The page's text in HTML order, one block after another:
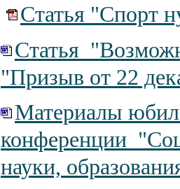
Статья "Спорт
Статья
"Призыв от 22
Материалы
конференции
науки,